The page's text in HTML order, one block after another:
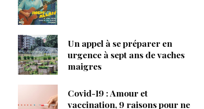
Un appel à se préparer en
urgence à sept ans de vaches
maigres
Covid-19 : Amour et
vaccination, 9 raisons pour ne